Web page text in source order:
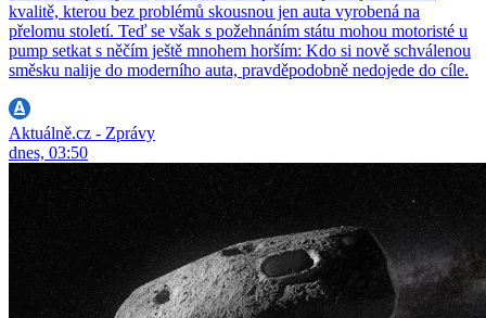
kvalitě, kterou bez problémů skousnou jen auta vyrobená na
přelomu století. Teď se však s požehnáním státu mohou motoristé u
pump setkat s něčím ještě mnohem horším: Kdo si nově schválenou
směsku nalije do moderního auta, pravděpodobně nedojede do cíle.
Aktuálně.cz - Zprávy
dnes, 03:50